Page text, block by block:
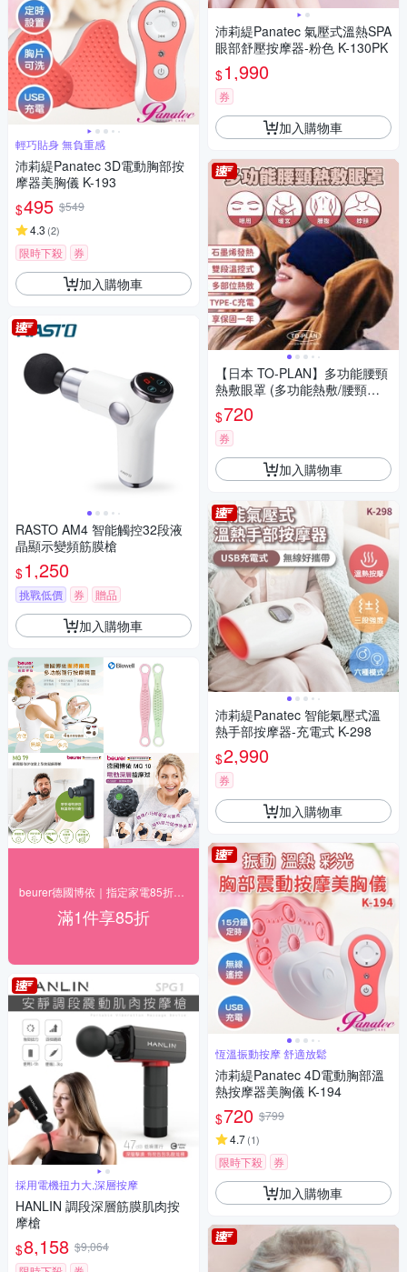
輕巧貼身 無負重感
沛莉緹Panatec 3D電動胸部按
摩器美胸儀 K-193
$495 $549
4.3 (2)
限時下殺 券
加入購物車
RASTO AM4 智能觸控32段液
晶顯示變頻筋膜槍
$1,250
挑戰低價 券 贈品
加入購物車
滿1件享85折
採用電機扭力大,深層按摩
HANLIN 調段深層筋膜肌肉按
摩槍
$8,158 $9,064
沛莉緹Panatec 氣壓式溫熱SPA
眼部舒壓按摩器-粉色 K-130PK
$1,990
券
加入購物車
【日本 TO-PLAN】多功能腰頸
熱敷眼罩 (多功能熱敷/腰頸熱
敷/石墨烯眼罩/暖宮帶/熱敷墊/
雙段溫控/恆溫發熱)
$720
券
加入購物車
沛莉緹Panatec 智能氣壓式溫
熱手部按摩器-充電式 K-298
$2,990
券
加入購物車
恆溫振動按摩 舒適放鬆
沛莉緹Panatec 4D電動胸部溫
熱按摩器美胸儀 K-194
$720 $799
4.7(1)
限時下殺 券
加入購物車